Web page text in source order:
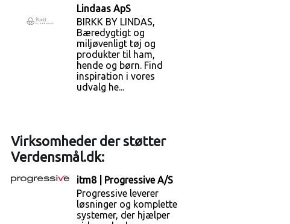
Lindaas ApS
BIRKK BY LINDAS,
Bæredygtigt og
miljøvenligt tøj og
produkter til ham,
hende og børn. Find
inspiration i vores
udvalg he...
Virksomheder der støtter
Verdensmål.dk:
itm8 | Progressive A/S
Progressive leverer
løsninger og komplette
systemer, der hjælper